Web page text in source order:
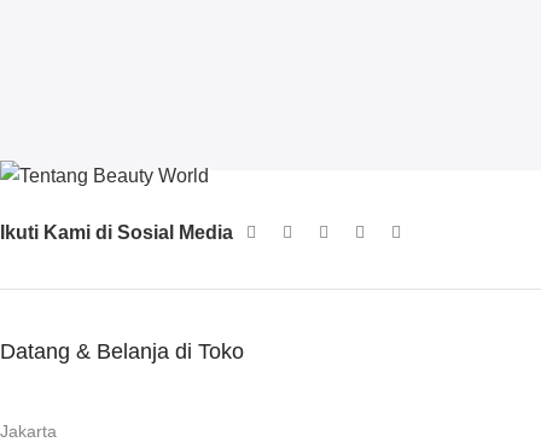
Ikuti Kami di Sosial Media
Datang & Belanja di Toko
Jakarta